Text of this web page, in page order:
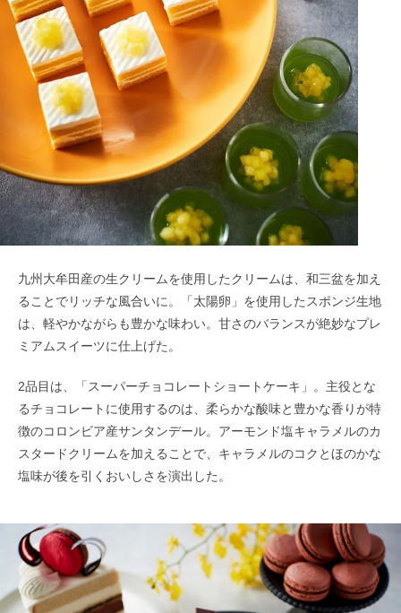
九州大牟田産の生クリームを使用したクリームは、和三盆を加え
ることでリッチな風合いに。「太陽卵」を使用したスポンジ生地
は、軽やかながらも豊かな味わい。甘さのバランスが絶妙なプレ
ミアムスイーツに仕上げた。
2品目は、「スーパーチョコレートショートケーキ」。主役とな
るチョコレートに使用するのは、柔らかな酸味と豊かな香りが特
徴のコロンビア産サンタンデール。アーモンド塩キャラメルのカ
スタードクリームを加えることで、キャラメルのコクとほのかな
塩味が後を引くおいしさを演出した。